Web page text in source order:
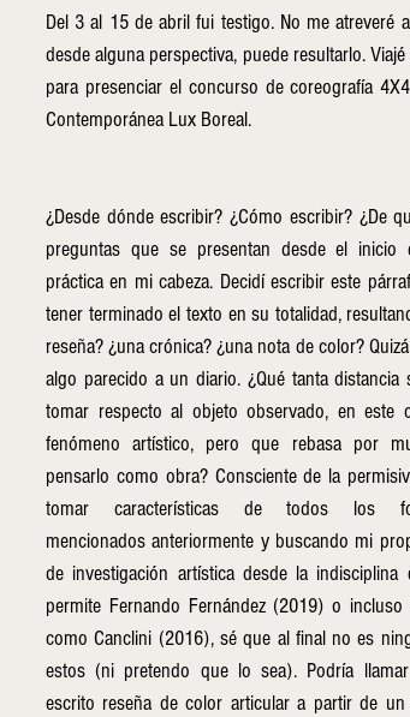
Del 3 al 15 de abril fui testigo. No me atreveré
desde alguna perspectiva, puede resultarlo.
para presenciar el concurso de coreografía
Contemporánea Lux Boreal.
¿Desde dónde escribir? ¿Cómo escribir? ¿De
preguntas que se presentan desde el inicio
práctica en mi cabeza. Decidí escribir este
tener terminado el texto en su totalidad,
reseña? ¿una crónica? ¿una nota de color?
algo parecido a un diario. ¿Qué tanta distancia
tomar respecto al objeto observado, en este
fenómeno artístico, pero que rebasa por
pensarlo como obra? Consciente de la
tomar características de todos los
mencionados anteriormente y buscando mi
de investigación artística desde la indisciplina
permite Fernando Fernández (2019) o incluso
como Canclini (2016), sé que al final no es
estos (ni pretendo que lo sea). Podría
escrito reseña de color articular a partir de un